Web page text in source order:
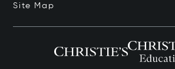
Site Map